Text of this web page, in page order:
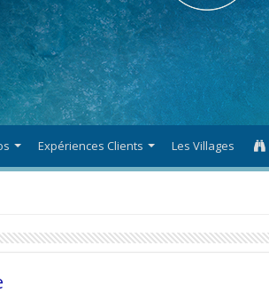
Expériences Clients Les Villages